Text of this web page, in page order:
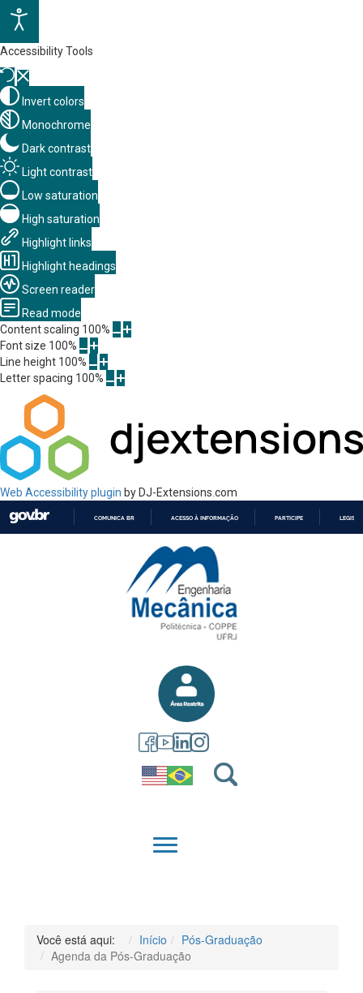
Accessibility Tools
Invert colors
Monochrome
Dark contrast
Light contrast
Low saturation
High saturation
Highlight links
Highlight headings
Screen reader
Read mode
Content scaling 100%
Font size 100%
Line height 100%
Letter spacing 100%
Web Accessibility plugin by DJ-Extensions.com
PARA
CONTEÚDO
COMUNICA BR ACESSO À INFORMAÇÃO PARTICIPE
QUEM SOMOS
Você está aqui: Início
Pós-Graduação
Agenda da Pós-Graduação